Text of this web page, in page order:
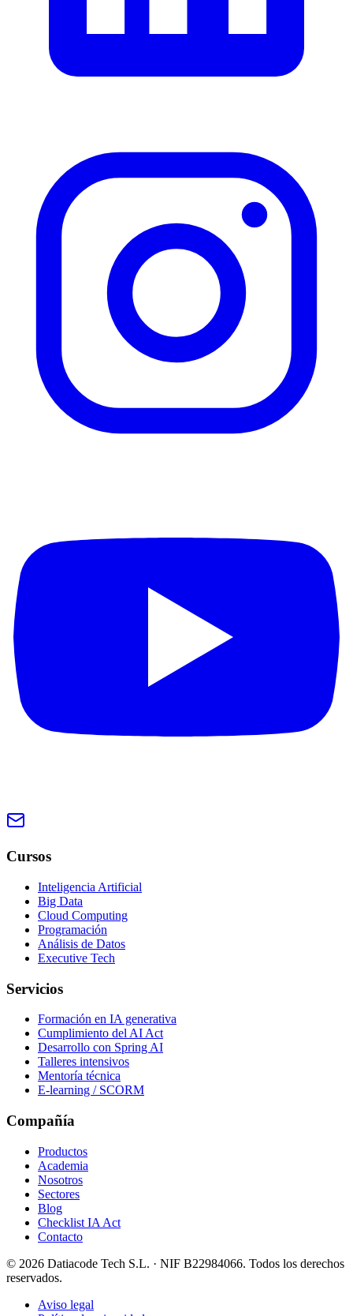
Cursos
Inteligencia Artificial
Big Data
Cloud Computing
Programación
Análisis de Datos
Executive Tech
Servicios
Formación en IA generativa
Cumplimiento del AI Act
Desarrollo con Spring AI
Talleres intensivos
Mentoría técnica
E-learning / SCORM
Compañía
Productos
Academia
Nosotros
Sectores
Blog
Checklist IA Act
Contacto
© 2026 Datiacode Tech S.L. · NIF B22984066. Todos los derechos
reservados.
Aviso legal